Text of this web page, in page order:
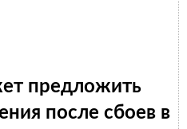
предложить
после сбоев в